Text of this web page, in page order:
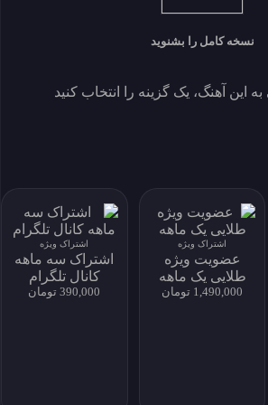
کنید.
نسخه کامل را بشنوید
این آهنگ، یک گزینه را انتخاب کنید
اشتراک ویژه
عضویت ویژه
طلایی یک ماهه
1,490,000 تومان
اشتراک ویژه
اشتراک سه ماهه
کانال تلگرام
390,000 تومان